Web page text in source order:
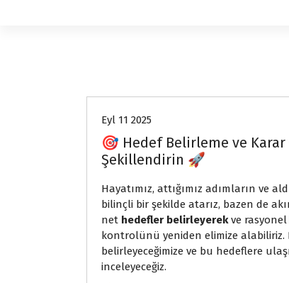
Eyl 11 2025
🎯 Hedef Belirleme ve Karar
Şekillendirin 🚀
Hayatımız, attığımız adımların ve
bilinçli bir şekilde atarız, bazen de
net hedefler belirleyerekve rasyonel
kontrolünü yeniden elimize alabiliriz.
belirleyeceğimize ve bu hedeflere
inceleyeceğiz.